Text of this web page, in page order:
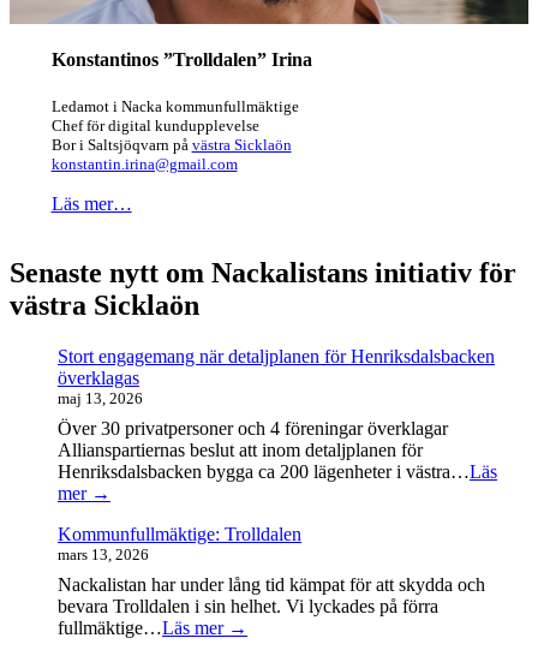
Konstantinos ”Trolldalen” Irina
Ledamot i Nacka kommunfullmäktige
Chef för digital kundupplevelse
Bor i Saltsjöqvarn på västra Sicklaön
konstantin.irina@gmail.com
Läs mer…
Senaste nytt om Nackalistans initiativ för
västra Sicklaön
Stort engagemang när detaljplanen för Henriksdalsbacken
överklagas
maj 13, 2026
Över 30 privatpersoner och 4 föreningar överklagar
Allianspartiernas beslut att inom detaljplanen för
Henriksdalsbacken bygga ca 200 lägenheter i västra…Läs
mer →
Kommunfullmäktige: Trolldalen
mars 13, 2026
Nackalistan har under lång tid kämpat för att skydda och
bevara Trolldalen i sin helhet. Vi lyckades på förra
fullmäktige…Läs mer →